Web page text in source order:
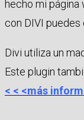
hecho mi página
con DIVI puedes
Divi utiliza un
Este plugin
< < <más